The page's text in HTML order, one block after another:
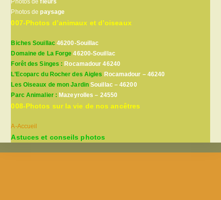
Photos defleurs
Photos depaysage
007-Photos d’animaux et d’oiseaux
Biches Souillac46200-Souillac
Domaine de La Forge 46200-Souillac
Forêt des Singes : Rocamadour 46240
L’Ecoparc du Rocher des Aigles Rocamadour – 46240
Les Oiseaux de mon JardinSouillac – 46200
Parc Animalier : Mazeyrolles – 24550
008-Photos sur la vie de nos ancêtres
A-Accueil
Astuces et conseils photos